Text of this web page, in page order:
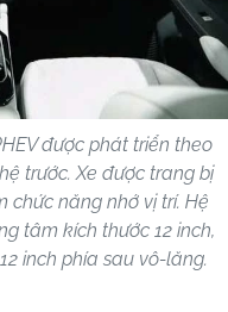
được phát triển theo
trước. Xe được trang bị
chức năng nhớ vị trí. Hệ
tâm kích thước 12 inch,
inch phía sau vô-lăng.